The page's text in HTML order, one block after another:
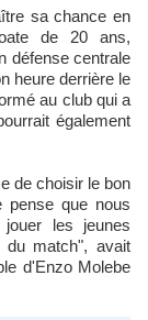
sa chance en
de 20 ans,
défense centrale
heure derrière le
au club qui a
également
de choisir le bon
pense que nous
les jeunes
du match", avait
d'Enzo Molebe